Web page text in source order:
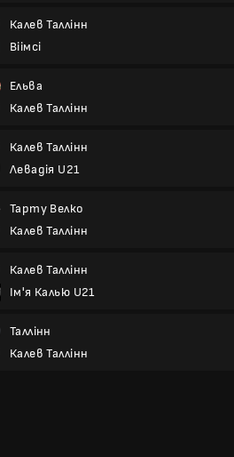
Калев Таллінн
Віімсі
Ельва
Калев Таллінн
Калев Таллінн
Левадія U21
Тарту Велко
Калев Таллінн
Калев Таллінн
Ім'я Калью U21
Таллінн
Калев Таллінн